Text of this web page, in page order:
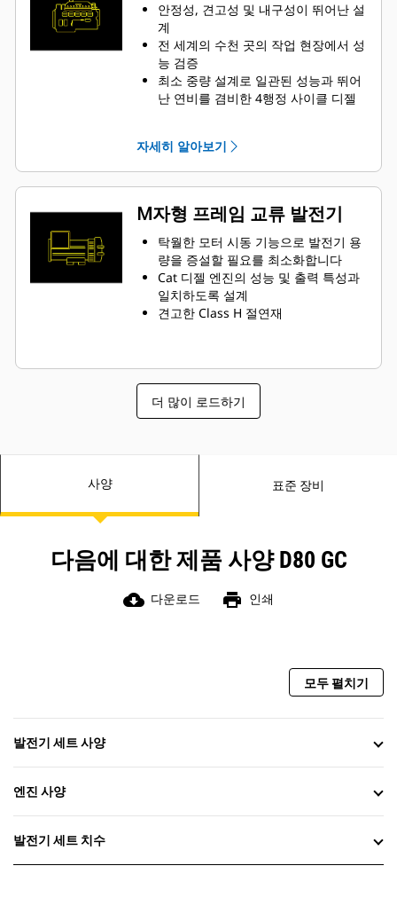
안정성, 견고성 및 내구성이 뛰어난 설
계
전 세계의 수천 곳의 작업 현장에서 성
능 검증
최소 중량 설계로 일관된 성능과 뛰어
난 연비를 겸비한 4행정 사이클 디젤
자세히 알아보기
M자형 프레임 교류 발전기
탁월한 모터 시동 기능으로 발전기 용
량을 증설할 필요를 최소화합니다
Cat 디젤 엔진의 성능 및 출력 특성과
일치하도록 설계
견고한 Class H 절연재
더 많이 로드하기
사양 표준 장비
다음에 대한 제품 사양 D80 GC
cloud_download 다운로드 print 인쇄
모두 펼치기
발전기 세트 사양
엔진 사양
발전기 세트 치수